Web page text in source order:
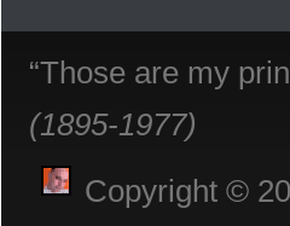
“Those are my
(1895-1977)
Copyright ©